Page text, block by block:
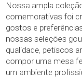
Nossa ampla
comemorativas foi
gostos e
nossas seleções
qualidade, petiscos
compor uma mesa
um ambiente